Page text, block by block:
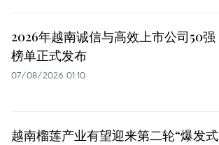
2026年越南诚信与高效上市公司50强
榜单正式发布
07/08/2026 01:10
越南榴莲产业有望迎来第二轮“爆发式